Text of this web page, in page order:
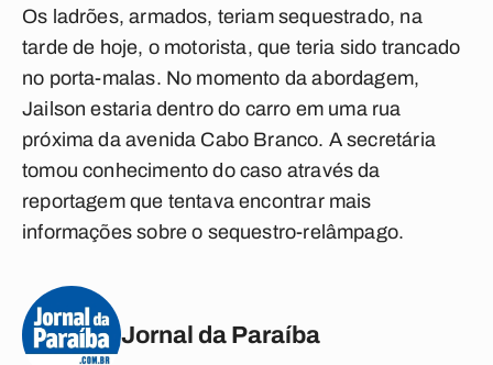
Os ladrões, armados, teriam sequestrado, na
tarde de hoje, o motorista, que teria sido trancado
no porta-malas. No momento da abordagem,
Jailson estaria dentro do carro em uma rua
próxima da avenida Cabo Branco. A secretária
tomou conhecimento do caso através da
reportagem que tentava encontrar mais
informações sobre o sequestro-relâmpago.
Jornal da Paraíba